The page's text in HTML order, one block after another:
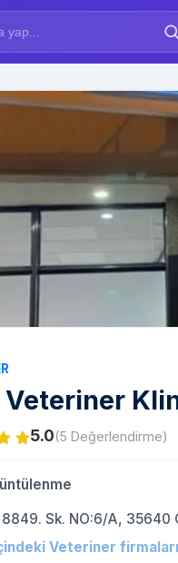
Veteriner
5.0(5 Değerlendirme)
Sk. NO:6/A, 35640
Veteriner